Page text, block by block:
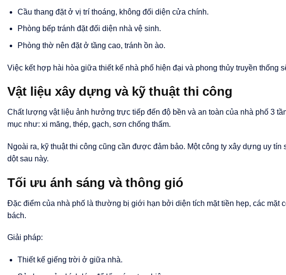
Cầu thang đặt ở vị trí thoáng, không đối diện cửa chính.
Phòng bếp tránh đặt đối diện nhà vệ sinh.
Phòng thờ nên đặt ở tầng cao, tránh ồn ào.
Việc kết hợp hài hòa giữa thiết kế nhà phố hiện đại và phong thủy truyền thống
Vật liệu xây dựng và kỹ thuật thi công
Chất lượng vật liệu ảnh hưởng trực tiếp đến độ bền và an toàn của nhà phố 3
mục như: xi măng, thép, gạch, sơn chống thấm.
Ngoài ra, kỹ thuật thi công cũng cần được đảm bảo. Một công ty xây dựng uy
dột sau này.
Tối ưu ánh sáng và thông gió
Đặc điểm của nhà phố là thường bị giới hạn bởi diện tích mặt tiền hẹp, các mặt
bách.
Giải pháp:
Thiết kế giếng trời ở giữa nhà.